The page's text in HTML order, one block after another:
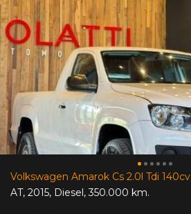
Volkswagen Amarok Cs 2.0l Tdi 140cv
AT, 2015, Diesel,350.000 km.